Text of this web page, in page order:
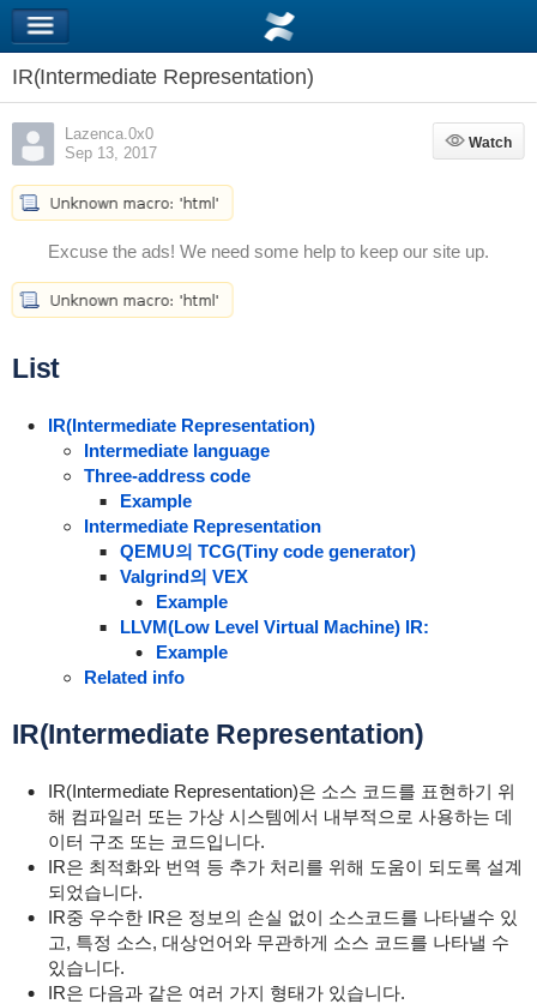
IR(Intermediate Representation)
Lazenca.0x0
Sep 13, 2017
Watch
Watch
Excuse the ads! We need some help to keep our site up.
List
IR(Intermediate Representation)
Intermediate language
Three-address code
Example
Intermediate Representation
QEMU의 TCG(Tiny code generator)
Valgrind의 VEX
Example
LLVM(Low Level Virtual Machine) IR:
Example
Related info
IR(Intermediate Representation)
IR(Intermediate Representation)은 소스 코드를 표현하기 위
해 컴파일러 또는 가상 시스템에서 내부적으로 사용하는 데
이터 구조 또는 코드입니다.
IR은 최적화와 번역 등 추가 처리를 위해 도움이 되도록 설계
되었습니다.
IR중 우수한 IR은 정보의 손실 없이 소스코드를 나타낼수 있
고, 특정 소스, 대상언어와 무관하게 소스 코드를 나타낼 수
있습니다.
IR은 다음과 같은 여러 가지 형태가 있습니다.